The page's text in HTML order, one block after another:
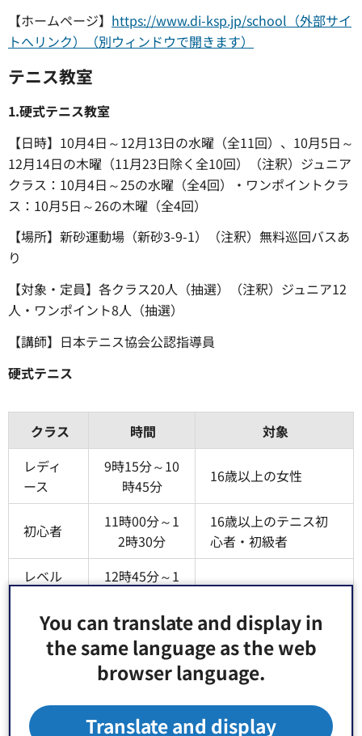
You can translate and display in
the same language as the web
browser language.
Translate and display
【ホームページ】 https://www.di-ksp.jp/school（外部サイ
トへリンク）（別ウィンドウで開きます）
テニス教室
1.硬式テニス教室
【日時】10月4日～12月13日の水曜（全11回）、10月5日～
12月14日の木曜（11月23日除く全10回）（注釈）ジュニア
クラス：10月4日～25の水曜（全4回）・ワンポイントクラ
ス：10月5日～26の木曜（全4回）
【場所】新砂運動場（新砂3-9-1）（注釈）無料巡回バスあ
り
【対象・定員】各クラス20人（抽選）（注釈）ジュニア12
人・ワンポイント8人（抽選）
【講師】日本テニス協会公認指導員
硬式テニス
クラス 時間
対象
レディ
ース
9時15分～10
時45分
16歳以上の女性
初心者
11時00分～1
2時30分
16歳以上のテニス初
心者・初級者
レベル
12時45分～1
験者
レベル
アップ2
14時30分～1
6時00分
ア
16時00分～1
7時00分
小学生（中学生も
可）